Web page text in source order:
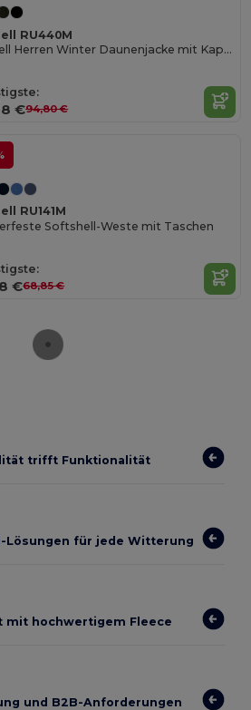
RU440M
Russell Herren Winter Daunenjacke mit Kapuze
€94,80 €
RU141M
Softshell-Weste mit Taschen
€68,85 €
trifft Funktionalität
Lösungen für jede Witterung
mit hochwertigem Fleece
und B2B-Anforderungen